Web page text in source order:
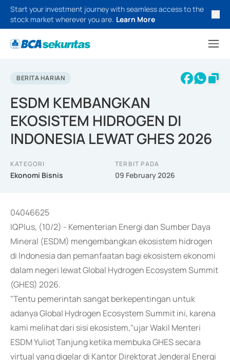
Start your investment journey with seamless access to the
stock market wherever you are. Learn More
BERITA HARIAN
ESDM KEMBANGKAN
EKOSISTEM HIDROGEN DI
INDONESIA LEWAT GHES 2026
KATEGORI
Ekonomi Bisnis
TERBIT PADA
09 February 2026
04046625
IQPlus, (10/2) - Kementerian Energi dan Sumber Daya
Mineral (ESDM) mengembangkan ekosistem hidrogen
di Indonesia dan pemanfaatan bagi ekosistem ekonomi
dalam negeri lewat Global Hydrogen Ecosystem Summit
(GHES) 2026.
"Tentu pemerintah sangat berkepentingan untuk
adanya Global Hydrogen Ecosystem Summit ini, karena
kami melihat dari sisi ekosistem,"ujar Wakil Menteri
ESDM Yuliot Tanjung ketika membuka GHES secara
virtual yang digelar di Kantor Direktorat Jenderal Energi